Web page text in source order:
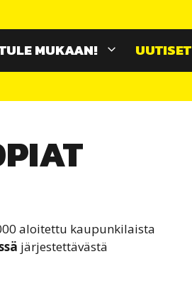
MUKAAN! UUTISET
aloitettu kaupunkilaista
järjestettävästä